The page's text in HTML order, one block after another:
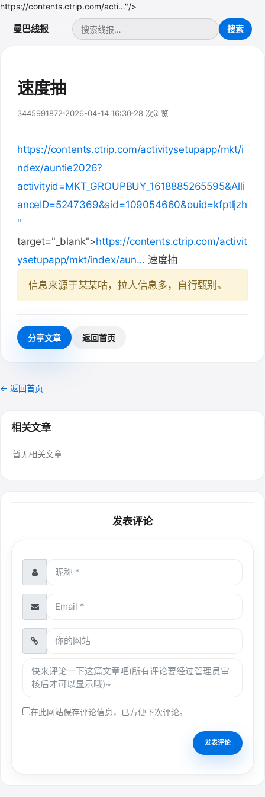
https://contents.ctrip.com/acti…"/>
曼巴线报
速度抽
3445991872 2026-04-14 16:30 28 次浏览
https://contents.ctrip.com/activitysetupapp/mkt/i
ndex/auntie2026?
activityid=MKT_GROUPBUY_1618885265595&Alli
anceID=5247369&sid=109054660&ouid=kfptljzh
"
target="_blank">https://contents.ctrip.com/activit
ysetupapp/mkt/index/aun… 速度抽
信息来源于某某咕，拉人信息多，自行甄别。
分享文章 返回首页
← 返回首页
相关文章
暂无相关文章
发表评论
在此网站保存评论信息，已方便下次评论。